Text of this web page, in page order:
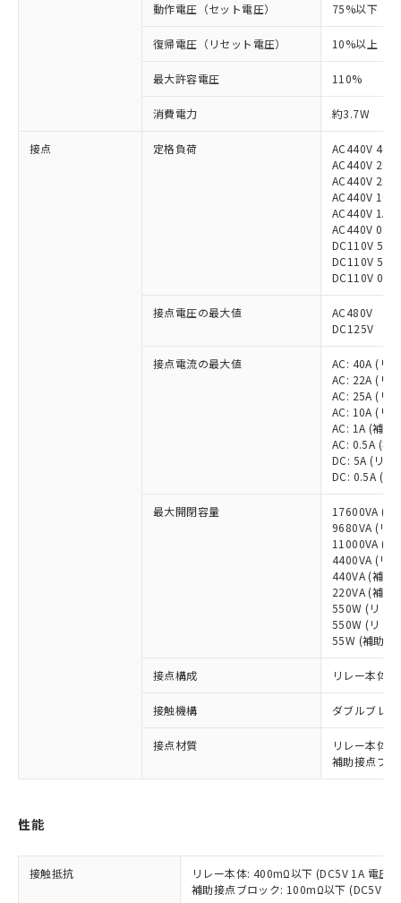
動作電圧（セット電圧） 75%以下
復帰電圧（リセット電圧） 10%以上
最大許容電圧 110%
消費電力 約3.7W
接点 定格負荷
AC440V 40A
AC440V 22A
AC440V 25A
AC440V
AC440V 1A (
AC440V
DC110V 5A
DC110V 5A
DC110V
接点電圧の最大値
AC480V
DC125V
接点電流の最大値
AC: 40A (リ
AC: 22A (リ
AC: 25A (リ
AC: 10A (リ
AC: 1A (補助
AC: 0.5A (補
DC: 5A (リレ
DC: 0.5A (補
最大開閉容量
17600VA (リ
9680VA (リ
11000VA (リ
4400VA (リ
440VA (補助
220VA (補助
550W (リレ
550W (リレ
55W (補助接
接点構成 リレー本体:
接触機構 ダブルブレ
接点材質
リレー本体:
補助接点ブ
性能
接触抵抗
リレー本体: 400mΩ以下 (DC5V 1A 電圧
補助接点ブロック: 100mΩ以下 (DC5V
ご利用ください。
本サービスは、当社制御機器事業取扱
(税抜)を提供させていただくもので
ことをご了承ください。
在庫状況および標準価格照会結果は、
記載している更新日時点での社内デー
対応予定なし：EU RoHS指令（10物質）の
定はありません。
調査・確認中：EU RoHS指令（10物質）の
非含有の対応状況を調査中または確認中の
むを得ず変更することがあります。
※1 中国RoHS○×表
「－」：未確認です。当社販売部門へお問
い合わせください。
為替および外国貿易法に定める商品
（以下｢規制貨物等」という）を輸出